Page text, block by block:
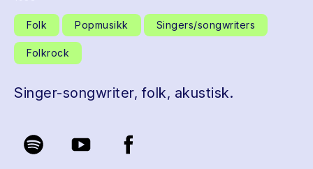
Folk Popmusikk Singers/songwriters
Folkrock
Singer-songwriter, folk, akustisk.